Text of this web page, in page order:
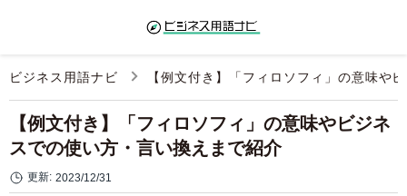
ビジネス用語ナビ 【例文付き】「フィロソフィ」の意味や
【例文付き】「フィロソフィ」の意味やビジネ
スでの使い方・言い換えまで紹介
更新: 2023/12/31